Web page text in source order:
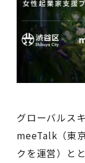
グローバルス
meeTalk（東
クを運営）と